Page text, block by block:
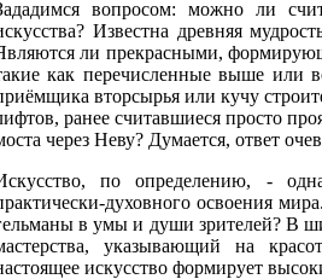
вопросом: можно ли
Известна древняя
ли прекрасными,
как перечисленные выше или
вторсырья или кучу
ранее считавшиеся просто
через Неву? Думается, ответ
по определению, -
духовного освоения
в умы и души зрителей? В
указывающий на
искусство формирует